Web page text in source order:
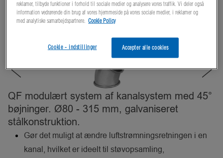
QF modulært system af kanalsystem med 45°
bøjninger. Ø80 - 315 mm, galvaniseret
stålkonstruktion.
Gør det muligt at ændre luftstrømningsretningen i en
kanal, hvilket er ideelt til støvopsamling,
reklamer, tilbyde funktioner i forhold til sociale medier og analysere vores traffik. Vi deler også
information vedrørende din brug af vores hjemmeside på vores sociale medier, i reklamer og
med analytiske samarbejdspartnere. Cookie Policy
Accepter alle cookies
Cookie - indstillinger